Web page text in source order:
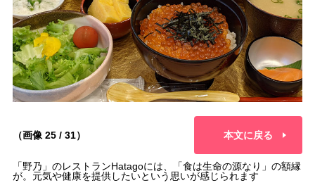
（画像 25 / 31） 本文に戻る
「野乃」のレストランHatagoには、「食は生命の源なり」の額縁
が。元気や健康を提供したいという思いが感じられます